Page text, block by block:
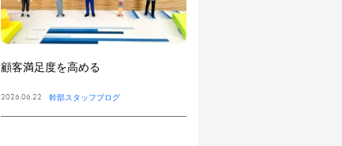
顧客満足度を高める
2026.06.22 幹部スタッフブログ